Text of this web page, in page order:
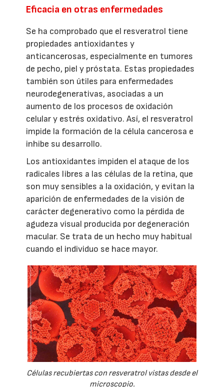
Eficacia en otras enfermedades
Se ha comprobado que el resveratrol tiene
propiedades antioxidantes y
anticancerosas, especialmente en tumores
de pecho, piel y próstata. Estas propiedades
también son útiles para enfermedades
neurodegenerativas, asociadas a un
aumento de los procesos de oxidación
celular y estrés oxidativo. Así, el resveratrol
impide la formación de la célula cancerosa e
inhibe su desarrollo.
Los antioxidantes impiden el ataque de los
radicales libres a las células de la retina, que
son muy sensibles a la oxidación, y evitan la
aparición de enfermedades de la visión de
carácter degenerativo como la pérdida de
agudeza visual producida por degeneración
macular. Se trata de un hecho muy habitual
cuando el individuo se hace mayor.
Células recubiertas con resveratrol vistas desde el
microscopio.